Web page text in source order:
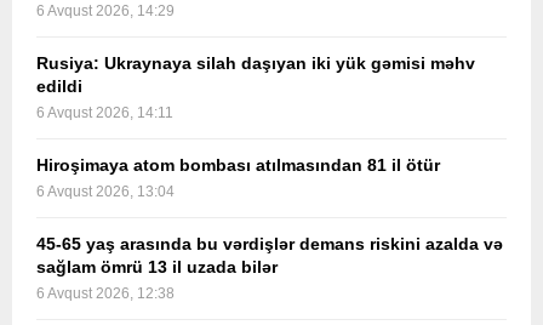
6 Avqust 2026, 14:29
Rusiya: Ukraynaya silah daşıyan iki yük gəmisi məhv
edildi
6 Avqust 2026, 14:11
Hiroşimaya atom bombası atılmasından 81 il ötür
6 Avqust 2026, 13:04
45-65 yaş arasında bu vərdişlər demans riskini azalda və
sağlam ömrü 13 il uzada bilər
6 Avqust 2026, 12:38